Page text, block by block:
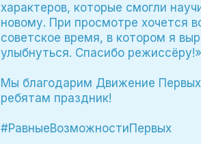
характеров, которые смогли
новому. При просмотре хочется
советское время, в котором я
улыбнуться. Спасибо режиссёру!»
Мы благодарим Движение
ребятам праздник!
#РавныеВозможностиПервых